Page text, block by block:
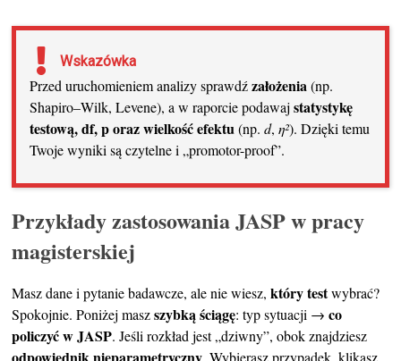
Wskazówka
Przed uruchomieniem analizy sprawdźzałożenia(np.
Shapiro–Wilk, Levene), a w raporcie podawajstatystykę
testową, df, p oraz wielkość efektu(np.d,η²). Dzięki temu
Twoje wyniki są czytelne i „promotor-proof”.
Przykłady zastosowania JASP w pracy
magisterskiej
Masz dane i pytanie badawcze, ale nie wiesz,który testwybrać?
Spokojnie. Poniżej maszszybką ściągę: typ sytuacji →co
policzyć w JASP. Jeśli rozkład jest „dziwny”, obok znajdziesz
. Wybierasz przypadek, klikasz